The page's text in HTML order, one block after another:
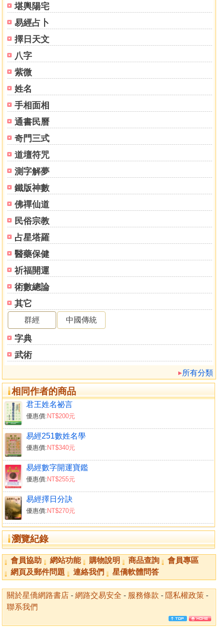
堪輿陽宅
易經占卜
擇日天文
八字
紫微
姓名
手相面相
通書民曆
奇門三式
道壇符咒
測字解夢
鐵版神數
佛禪仙道
民俗宗教
占星塔羅
醫藥保健
祈福開運
術數總論
其它
群經 中國傳統
字典
武術
所有分類
相同作者的商品
君王姓名祕言
優惠價: NT$200元
易經251數姓名學
優惠價: NT$340元
易經數字開運寶鑑
優惠價: NT$255元
易經擇日分訣
優惠價: NT$270元
瀏覽紀錄
會員協助 網站功能 購物說明 商品查詢
會員專區
網頁及郵件問題
連絡我們 星僑軟體問答
關於星僑網路書店 - 網路交易安全 - 服務條款 - 隱私權政策 -
聯系我們